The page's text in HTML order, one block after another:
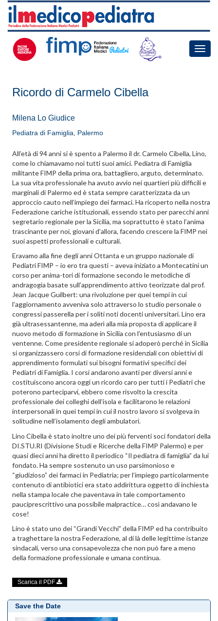
Toggle
Ricordo di Carmelo Cibella
Milena Lo Giudice
Pediatra di Famiglia, Palermo
All’età di 94 anni si è spento a Palermo il dr. Carmelo Cibella, Lino,
come lo chiamavamo noi tutti suoi amici. Pediatra di Famiglia
militante FIMP della prima ora, battagliero, arguto, determinato.
La sua vita professionale ha avuto avvio nei quartieri più difficili e
marginali di Palermo ed è stata sempre caratterizzata da un
approccio cauto nell’impiego dei farmaci. Ha ricoperto nella nostra
Federazione cariche istituzionali, essendo stato per parecchi anni
segretario regionale per la Sicilia, ma soprattutto è stato l’anima
trascinante per noi, giovani d’allora, facendo crescere la FIMP nei
suoi aspetti professionali e culturali.
Eravamo alla fine degli anni Ottanta e un gruppo nazionale di
Pediatri FIMP – io ero tra questi – aveva iniziato a Montecatini un
corso per anima-tori di formazione secondo le metodiche di
andragogia basate sull’apprendimento attivo teorizzate dal prof.
Jean Jacque Guilbert: una rivoluzione per quei tempi in cui
l’aggiornamento avveniva solo attraverso lo studio personale o
congressi passerella per i soliti noti docenti universitari. Lino era
già ultrasessantenne, ma aderì alla mia proposta di applicare il
nuovo metodo di formazione in Sicilia con l’entusiasmo di un
ventenne. Come presidente regionale si adoperò perché in Sicilia
si organizzassero corsi di formazione residenziali con obiettivi di
apprendimento formulati sui bisogni formativi specifici dei
Pediatri di Famiglia. I corsi andarono avanti per diversi anni e
costituiscono ancora oggi un ricordo caro per tutti i Pediatri che
poterono parteciparvi, ebbero come risvolto la crescita
professionale dei colleghi dell’isola e facilitarono le relazioni
interpersonali in quei tempi in cui il nostro lavoro si svolgeva in
solitudine nell’isolamento degli ambulatori.
Lino Cibella è stato inoltre uno dei più ferventi soci fondatori della
DI.STU.RI (Divisione Studi e Ricerche della FIMP Palermo) e per
quasi dieci anni ha diretto il periodico “Il pediatra di famiglia” da lui
fondato. Ha sempre sostenuto un uso parsimonioso e
“giudizioso” dei farmaci in Pediatria; per l’impiego particolarmente
contenuto di antibiotici era stato addirittura oggetto di inchiesta
nella stampa locale che paventava in tale comportamento
pauciprescrittivo una possibile malpractice… così andavano le
cose!
Lino è stato uno dei “Grandi Vecchi” della FIMP ed ha contribuito
a traghettare la nostra Federazione, al di là delle legittime istanze
sindacali, verso una consapevolezza che non può fare a meno
della formazione professionale e umana continua.
Scarica il PDF
Save the Date